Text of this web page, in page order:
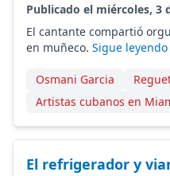
Publicado el miércoles, 3
El cantante compartió
en muñeco. Sigue leyendo
Osmani Garcia
Artistas cubanos en
El refrigerador y